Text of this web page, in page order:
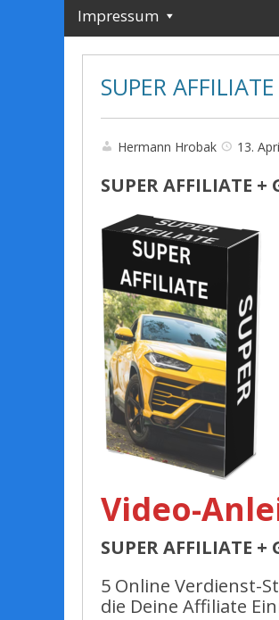
Impressum
SUPER
Hermann Hrobak 13.
SUPER AFFILIATE
Video-
SUPER AFFILIATE
5 Online Verdienst-
die Deine Affiliate